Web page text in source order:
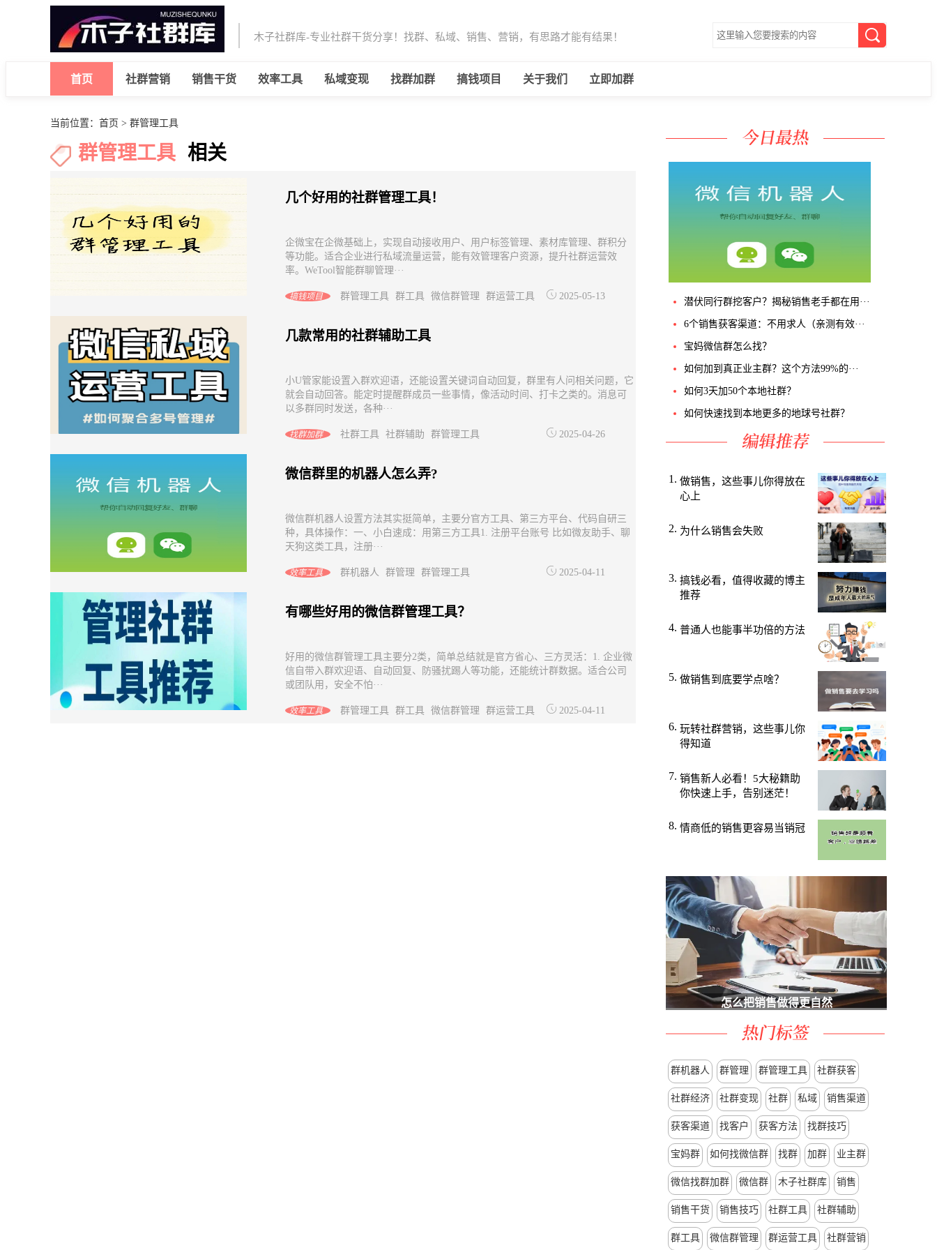
木子社群库-专业社群干货分享！找群、私域、销售、营销，有思路才能有结果！
首页 社群营销 销售干货 效率工具 私域变现 找群加群 搞钱项目 关于我们 立即加群
潜伏同行群挖客户？揭秘销售老手都在用···
6个销售获客渠道：不用求人（亲测有效···
宝妈微信群怎么找？
如何加到真正业主群？这个方法99%的···
如何3天加50个本地社群？
如何快速找到本地更多的地球号社群？
做销售，这些事儿你得放在
心上
为什么销售会失败
搞钱必看，值得收藏的博主
推荐
普通人也能事半功倍的方法
做销售到底要学点啥？
玩转社群营销，这些事儿你
得知道
销售新人必看！5大秘籍助
你快速上手，告别迷茫！
情商低的销售更容易当销冠
怎么把销售做得更自然
群机器人 群管理 群管理工具 社群获客
社群经济 社群变现 社群 私域 销售渠道
获客渠道 找客户 获客方法 找群技巧
宝妈群 如何找微信群 找群 加群 业主群
微信找群加群 微信群 木子社群库 销售
销售干货 销售技巧 社群工具 社群辅助
群工具 微信群管理 群运营工具 社群营销
当前位置： 首页 > 群管理工具
群管理工具 相关
几个好用的社群管理工具！
企微宝在企微基础上，实现自动接收用户、用户标签管理、素材库管理、群积分
等功能。适合企业进行私域流量运营，能有效管理客户资源，提升社群运营效
率。WeTool智能群聊管理···
搞钱项目 群管理工具 群工具 微信群管理 群运营工具 2025-05-13
几款常用的社群辅助工具
小U管家能设置入群欢迎语，还能设置关键词自动回复，群里有人问相关问题，它
就会自动回答。能定时提醒群成员一些事情，像活动时间、打卡之类的。消息可
以多群同时发送，各种···
找群加群 社群工具 社群辅助 群管理工具 2025-04-26
微信群里的机器人怎么弄?
微信群机器人设置方法其实挺简单，主要分官方工具、第三方平台、代码自研三
种，具体操作：一、小白速成：用第三方工具1. 注册平台账号 比如微友助手、聊
天狗这类工具，注册···
效率工具 群机器人 群管理 群管理工具 2025-04-11
有哪些好用的微信群管理工具？
好用的微信群管理工具主要分2类，简单总结就是官方省心、三方灵活：1. 企业微
信自带入群欢迎语、自动回复、防骚扰踢人等功能，还能统计群数据。适合公司
或团队用，安全不怕···
效率工具 群管理工具 群工具 微信群管理 群运营工具 2025-04-11